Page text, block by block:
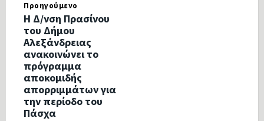
Προηγούμενο
Η Δ/νση Πρασίνου
του Δήμου
Αλεξάνδρειας
ανακοινώνει το
πρόγραμμα
αποκομιδής
απορριμμάτων για
την περίοδο του
Πάσχα